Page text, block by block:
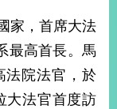
家，首席大法
最高首長。馬
法院法官，於
大法官首度訪